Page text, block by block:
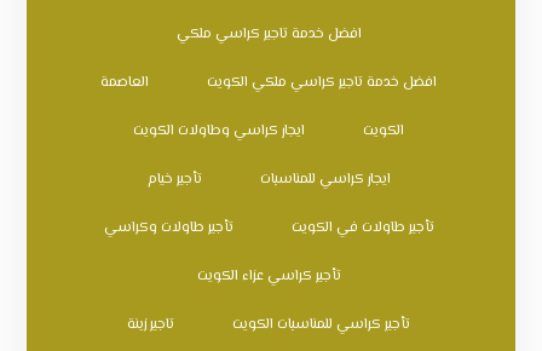
افضل خدمة تاجير كراسي ملكي
افضل خدمة تاجير كراسي ملكي الكويت العاصمة
الكويت ايجار كراسي وطاولات الكويت
ايجار كراسي للمناسبات تأجير خيام
تأجير طاولات في الكويت تأجير طاولات وكراسي
تأجير كراسي عزاء الكويت
تأجير كراسي للمناسبات الكويت تاجير زينة